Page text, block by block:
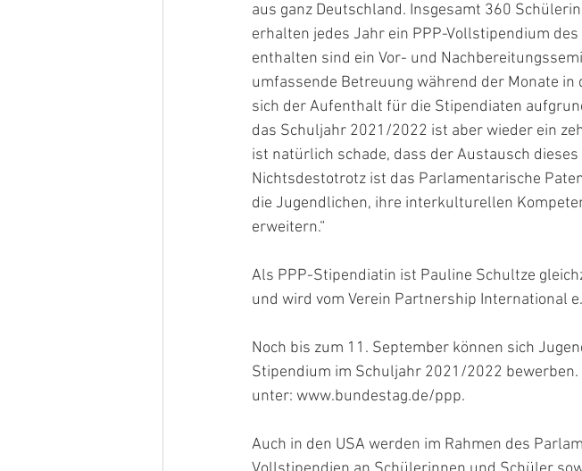
aus ganz Deutschland. Insgesamt 360
erhalten jedes Jahr ein PPP-Vollstipendium
enthalten sind ein Vor- und
umfassende Betreuung während der Monate
sich der Aufenthalt für die Stipendiaten
das Schuljahr 2021/2022 ist aber wieder ein
ist natürlich schade, dass der Austausch
Nichtsdestotrotz ist das Parlamentarische
die Jugendlichen, ihre interkulturellen
erweitern.“
Als PPP-Stipendiatin ist Pauline Schultze
und wird vom Verein Partnership International
Noch bis zum 11. September können sich
Stipendium im Schuljahr 2021/2022
unter: www.bundestag.de/ppp.
Auch in den USA werden im Rahmen des